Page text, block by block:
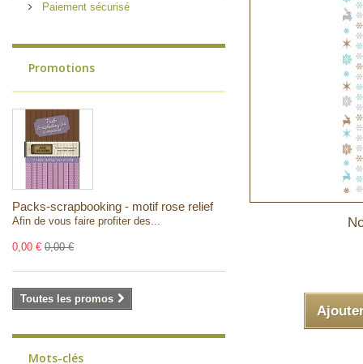
Paiement sécurisé
Promotions
Packs-scrapbooking - motif rose relief
Afin de vous faire profiter des...
0,00 € 0,00 €
Toutes les promos
Mots-clés